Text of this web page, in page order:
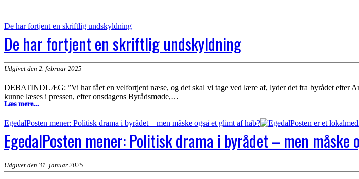
Kommunes
håndtering
byggesag
De har fortjent en skriftlig undskyldning
De har fortjent en skriftlig undskyldning
Udgivet den 2. februar 2025
DEBATINDLÆG: ”Vi har fået en velfortjent næse, og det skal vi tage ved lære af, lyder det fra byrådet efter
kunne læses i pressen, efter onsdagens Byrådsmøde,…
Læs mere...
fortjent
en
skriftlig
undskyldning
EgedalPosten mener: Politisk drama i byrådet – men måske også et glimt af håb?
EgedalPosten mener: Politisk drama i byrådet – men
Udgivet den 31. januar 2025